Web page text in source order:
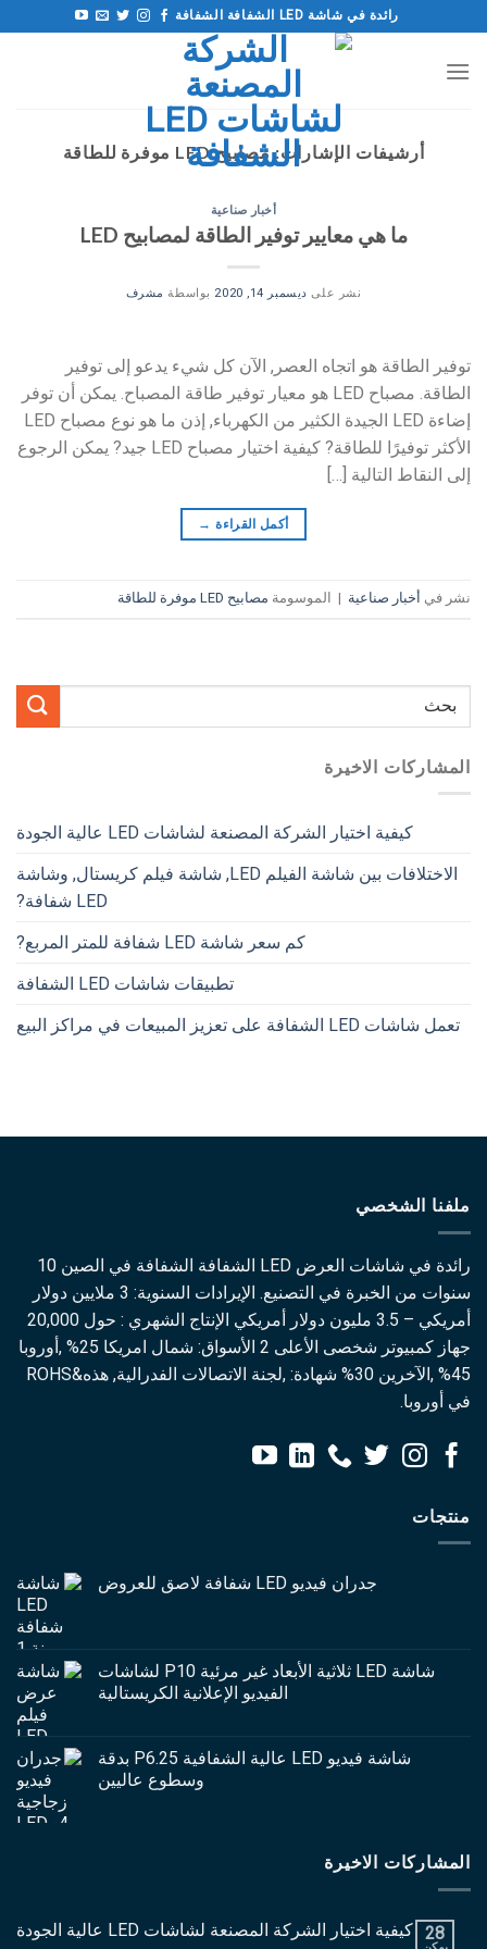
الى
المحتوى
رائدة في شاشة LED الشفافة الشفافة
أرشيفات الإشارات:مصابيح LED موفرة للطاقة
المشاركات الاخيرة
كيفية اختيار الشركة المصنعة لشاشات LED عالية الجودة
الاختلافات بين شاشة الفيلم LED, شاشة فيلم كريستال, وشاشة
LED شفافة?
كم سعر شاشة LED شفافة للمتر المربع?
تطبيقات شاشات LED الشفافة
تعمل شاشات LED الشفافة على تعزيز المبيعات في مراكز البيع
أخبار صناعية
ما هي معايير توفير الطاقة لمصابيح LED
نشر على ديسمبر 14, 2020 بواسطة مشرف
توفير الطاقة هو اتجاه العصر, الآن كل شيء يدعو إلى توفير
الطاقة. مصباح LED هو معيار توفير طاقة المصباح. يمكن أن توفر
إضاءة LED الجيدة الكثير من الكهرباء, إذن ما هو نوع مصباح LED
الأكثر توفيرًا للطاقة? كيفية اختيار مصباح LED جيد? يمكن الرجوع
إلى النقاط التالية […]
أكمل القراءة →
نشر في أخبار صناعية | الموسومة مصابيح LED موفرة للطاقة
ملفنا الشخصي
رائدة في شاشات العرض LED الشفافة الشفافة في الصين 10
سنوات من الخبرة في التصنيع. الإيرادات السنوية: 3 ملايين دولار
أمريكي – 3.5 مليون دولار أمريكي الإنتاج الشهري : حول 20,000
جهاز كمبيوتر شخصى الأعلى 2 الأسواق: شمال امريكا 25% ,أوروبا
45% ,الآخرين 30% شهادة: ,لجنة الاتصالات الفدرالية, هذه&ROHS
في أوروبا.
منتجات
جدران فيديو LED شفافة لاصق للعروض
شاشة LED ثلاثية الأبعاد غير مرئية P10 لشاشات
الفيديو الإعلانية الكريستالية
شاشة فيديو LED عالية الشفافية P6.25 بدقة
وسطوع عاليين
المشاركات الاخيرة
28 كيفية اختيار الشركة المصنعة لشاشات LED عالية الجودة